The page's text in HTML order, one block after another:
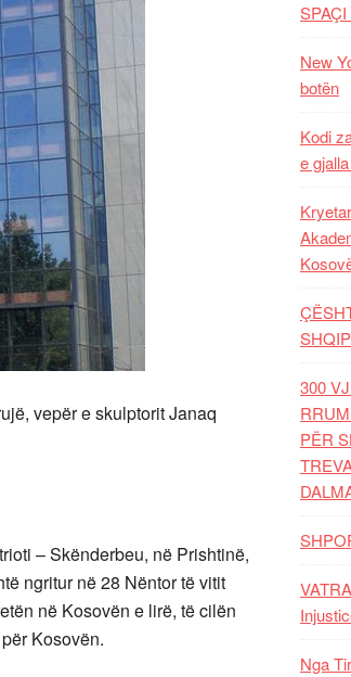
vepër e skulptorit Janaq
– Skënderbeu, në Prishtinë,
ngritur në 28 Nëntor të vitit
në Kosovën e lirë, të cilën
Kosovën.
New
botën
Kodi
e
300
PËR
Nga